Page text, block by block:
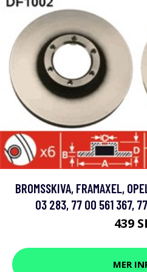
BROMSSKIVA, FRAMAXEL,
03 283, 77 00 561 367,
439
MER